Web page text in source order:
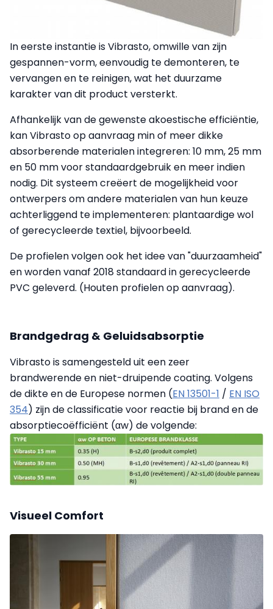
In eerste instantie is Vibrasto, omwille van zijn
gespannen-vorm, eenvoudig te demonteren, te
vervangen en te reinigen, wat het duurzame
karakter van dit product versterkt.
Afhankelijk van de gewenste akoestische efficiëntie,
kan Vibrasto op aanvraag min of meer dikke
absorberende materialen integreren: 10 mm, 25 mm
en 50 mm voor standaardgebruik en meer indien
nodig. Dit systeem creëert de mogelijkheid voor
ontwerpers om andere materialen van hun keuze
achterliggend te implementeren: plantaardige wol
of gerecycleerde textiel, bijvoorbeeld.
De profielen volgen ook het idee van "duurzaamheid"
en worden vanaf 2018 standaard in gerecycleerde
PVC geleverd. (Houten profielen op aanvraag).
Brandgedrag & Geluidsabsorptie
Vibrasto is samengesteld uit een zeer
brandwerende en niet-druipende coating. Volgens
de dikte en de Europese normen (EN 13501-1 / EN ISO
354) zijn de classificatie voor reactie bij brand en de
absorptiecoëfficiënt (αw) de volgende:
Visueel Comfort